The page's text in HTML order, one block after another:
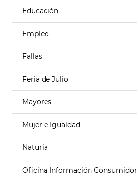
Educación
Empleo
Fallas
Feria de Julio
Mayores
Mujer e Igualdad
Naturia
Oficina Información Consumidor